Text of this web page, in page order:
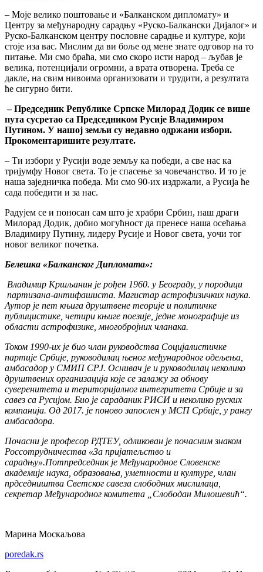
– Моје велико поштовање и «Балканском дипломату» и
Центру за међународну сарадњу «Руско-Балкански Дијалог» и
Руско-Балканском центру пословне сарадње и културе, који
стоје иза вас. Мислим да ви боље од мене знате одговор на то
питање. Ми смо браћа, ми смо скоро исти народ – љубав је
велика, потенцијали огромни, а врата отворена. Треба се
дакле, на свим нивоима организовати и трудити, а резултата
ће сигурно бити.
– Председник Републике Српске Милорад Додик се више
пута сусретао са Председником Русије Владимиром
Путином. У нашој земљи су недавно одржани избори.
Прокоментаришите резултате.
– Ти избори у Русији воде земљу ка победи, а све нас ка
тријумфу Новог света. То је спасење за човечанство. И то је
наша заједничка победа. Ми смо 90-их издржали, а Русија ће
сада победити и за нас.
Радујем се и поносан сам што је храбри Србин, наш драги
Милорад Додик, добио могућност да пренесе наша осећања
Владимиру Путину, лидеру Русије и Новог света, уочи тог
новог великог почетка.
Белешка «Балканског Дипломата»:
Владимир Кршљанин је рођен 1960. у Београду, у породици
партизана-антифашиста. Магистар астрофизичких наука.
Аутор је пет књига друштвене теорије и политичке
публицистике, четири књиге поезије једне монографије из
области астрофизике , многобројних чланака.
Током 1990-их је био члан руководства Социјалистичке
партије Србије , руководилац њеног међународног одељења
амбасадор у СМИПСРЈ. Оснивач је и руководилац неколико
друштвених организација које се залажу за обнову
суверенитета и територијалног интегритета Србије и за
савез са Русијом. Био је сараданик РИСИ и неколико руских
компанија. Од 2017. је поново запослен у МСП Србије, у рангу
амбасадора.
Почасни је професор РДТЕУ, одликован је почаснимзнаком
Россотрудничества «За пријатељство и
сарадњу».Потпредседник је Међународное Словенске
академије наука , образовања, уметности и културе члан
прдседништва Светског савеза слободних мислилаца
секретар Међународног комитета Слободан Милошевић“.
Марина Москаљова
poredak.rs